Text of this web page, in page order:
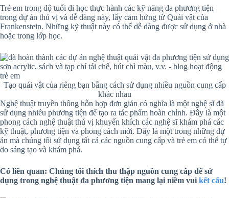
Trẻ em trong độ tuổi đi học thực hành các kỹ năng đa phương tiện
trong dự án thú vị và dễ dàng này, lấy cảm hứng từ Quái vật của
Frankenstein. Những kỹ thuật này có thể dễ dàng được sử dụng ở nhà
hoặc trong lớp học.
Tạo quái vật của riêng bạn bằng cách sử dụng nhiều nguồn cung cấp
khác nhau
Nghệ thuật truyền thông hỗn hợp đơn giản có nghĩa là một nghệ sĩ đã
sử dụng nhiều phương tiện để tạo ra tác phẩm hoàn chỉnh. Đây là một
phong cách nghệ thuật thú vị khuyến khích các nghệ sĩ khám phá các
kỹ thuật, phương tiện và phong cách mới. Đây là một trong những dự
án mà chúng tôi sử dụng tất cả các nguồn cung cấp và trẻ em có thể tự
do sáng tạo và khám phá.
Có liên quan: Chúng tôi thích thu thập nguồn cung cấp để sử
dụng trong nghệ thuật đa phương tiện mang lại niềm vui kết cấu!